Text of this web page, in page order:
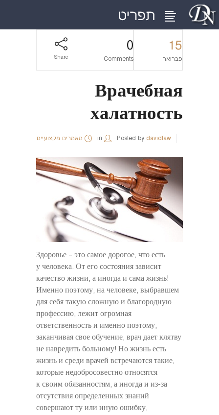
15
פברואר
0
Comments
Share
Врачебная
халатность
Posted by davidlaw
in מאמרים מקצועיים
Здоровье – это самое дорогое, что есть
у человека. От его состояния зависит
качество жизни, а иногда и сама жизнь!
Именно поэтому, на человеке, выбравшем
для себя такую сложную и благородную
профессию, лежит огромная
ответственность и именно поэтому,
заканчивая свое обучение, врач дает клятву
не навредить больному! Но жизнь есть
жизнь и среди врачей встречаются такие,
которые недобросовестно относятся
к своим обязанностям, а иногда и из-за
отсутствия определенных знаний
совершают ту или иную ошибку,